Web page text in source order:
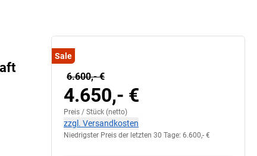
Sale
6.600,- €
4.650,- €
Preis / Stück (netto)
zzgl. Versandkosten
Niedrigster Preis der letzten 30 Tage: 6.600,- €